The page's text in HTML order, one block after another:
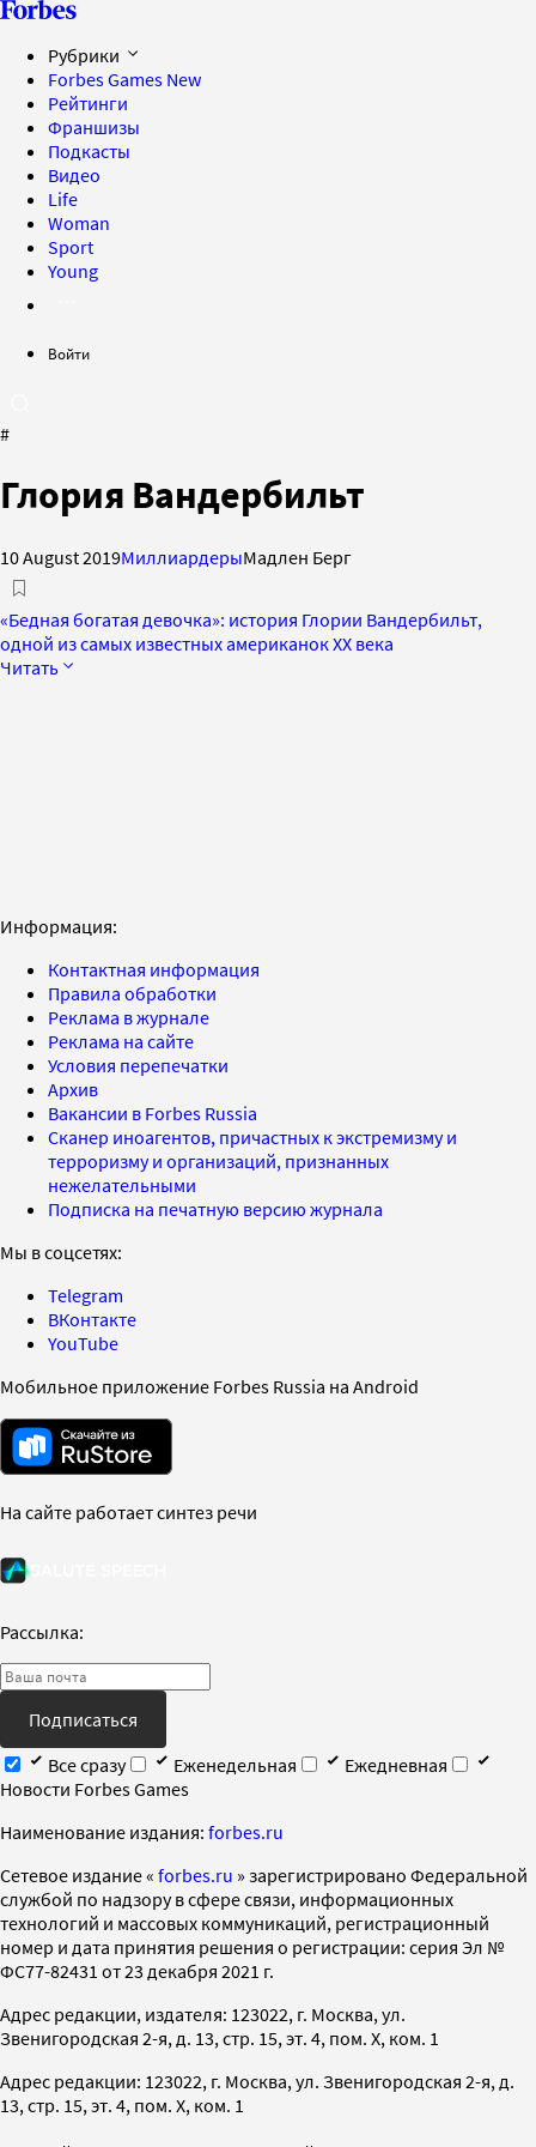
Рубрики
Forbes Games New
Рейтинги
Франшизы
Подкасты
Видео
Life
Woman
Sport
Young
Войти
#
Глория Вандербильт
10 August 2019МиллиардерыМадлен Берг
«Бедная богатая девочка»: история Глории Вандербильт,
одной из самых известных американок XX века
Читать
Информация:
Контактная информация
Правила обработки
Реклама в журнале
Реклама на сайте
Условия перепечатки
Архив
Вакансии в Forbes Russia
Сканер иноагентов, причастных к экстремизму и
терроризму и организаций, признанных
нежелательными
Подписка на печатную версию журнала
Мы в соцсетях:
Telegram
ВКонтакте
YouTube
Мобильное приложение Forbes Russia на Android
На сайте работает синтез речи
Рассылка:
Подписаться
Все сразу
Еженедельная
Ежедневная
Новости Forbes Games
Наименование издания: forbes.ru
Cетевое издание « forbes.ru » зарегистрировано Федеральной
службой по надзору в сфере связи, информационных
технологий и массовых коммуникаций, регистрационный
номер и дата принятия решения о регистрации: серия Эл №
ФС77-82431 от 23 декабря 2021 г.
Адрес редакции, издателя: 123022, г. Москва, ул.
Звенигородская 2-я, д. 13, стр. 15, эт. 4, пом. X, ком. 1
Адрес редакции: 123022, г. Москва, ул. Звенигородская 2-я, д.
13, стр. 15, эт. 4, пом. X, ком. 1